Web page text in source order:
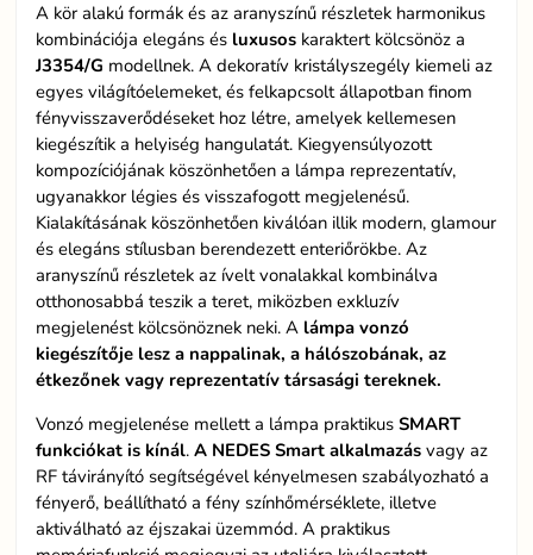
A kör alakú formák és az aranyszínű részletek harmonikus
kombinációja elegáns és luxusos karaktert kölcsönöz a
J3354/G modellnek. A dekoratív kristályszegély kiemeli az
egyes világítóelemeket, és felkapcsolt állapotban finom
fényvisszaverődéseket hoz létre, amelyek kellemesen
kiegészítik a helyiség hangulatát. Kiegyensúlyozott
kompozíciójának köszönhetően a lámpa reprezentatív,
ugyanakkor légies és visszafogott megjelenésű.
Kialakításának köszönhetően kiválóan illik modern, glamour
és elegáns stílusban berendezett enteriőrökbe. Az
aranyszínű részletek az ívelt vonalakkal kombinálva
otthonosabbá teszik a teret, miközben exkluzív
megjelenést kölcsönöznek neki. A lámpa vonzó
kiegészítője lesz a nappalinak, a hálószobának, az
étkezőnek vagy reprezentatív társasági tereknek.
Vonzó megjelenése mellett a lámpa praktikusSMART
funkciókat is kínál.A NEDES Smart alkalmazás vagy az
RF távirányító segítségével kényelmesen szabályozható a
fényerő, beállítható a fény színhőmérséklete, illetve
aktiválható az éjszakai üzemmód. A praktikus